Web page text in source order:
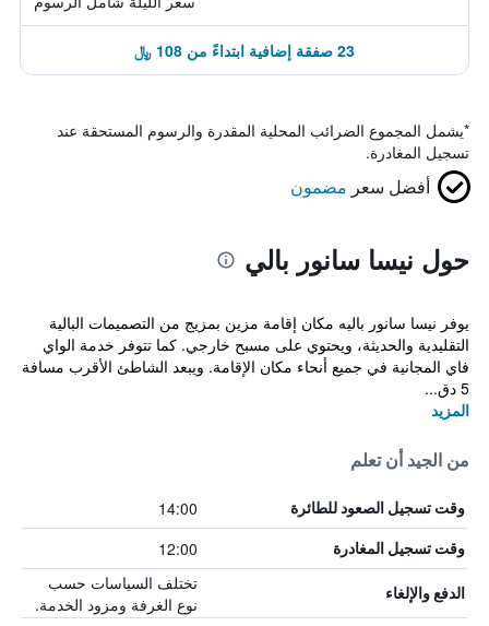
23 صفقة إضافية ابتداءً من 108 ﷼
*يشمل المجموع الضرائب المحلية المقدرة والرسوم المستحقة عند
تسجيل المغادرة.
أفضل سعر مضمون
حول نيسا سانور بالي
يوفر نيسا سانور باليه مكان إقامة مزين بمزيج من التصميمات البالية
التقليدية والحديثة، ويحتوي على مسبح خارجي. كما تتوفر خدمة الواي
فاي المجانية في جميع أنحاء مكان الإقامة. ويبعد الشاطئ الأقرب مسافة
5 دق...
المزيد
من الجيد أن تعلم
وقت تسجيل الصعود للطائرة 14:00
وقت تسجيل المغادرة 12:00
الدفع والإلغاء
تختلف السياسات حسب
نوع الغرفة ومزود الخدمة.